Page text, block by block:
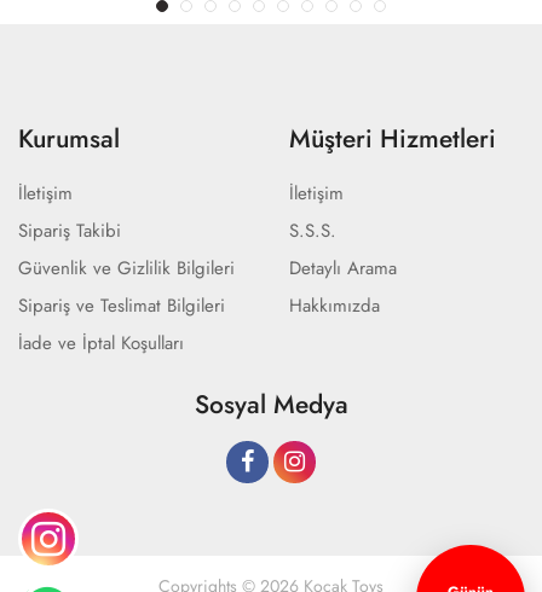
Kurumsal
İletişim
Sipariş Takibi
Güvenlik ve Gizlilik Bilgileri
Sipariş ve Teslimat Bilgileri
İade ve İptal Koşulları
Müşteri Hizmetleri
İletişim
S.S.S.
Detaylı Arama
Hakkımızda
Sosyal Medya
Copyrights © 2026 Koçak Toys